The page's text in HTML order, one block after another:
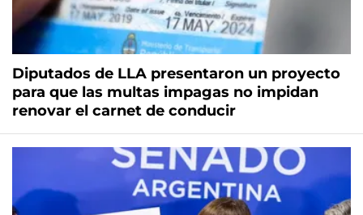
Diputados de LLA presentaron un proyecto
para que las multas impagas no impidan
renovar el carnet de conducir